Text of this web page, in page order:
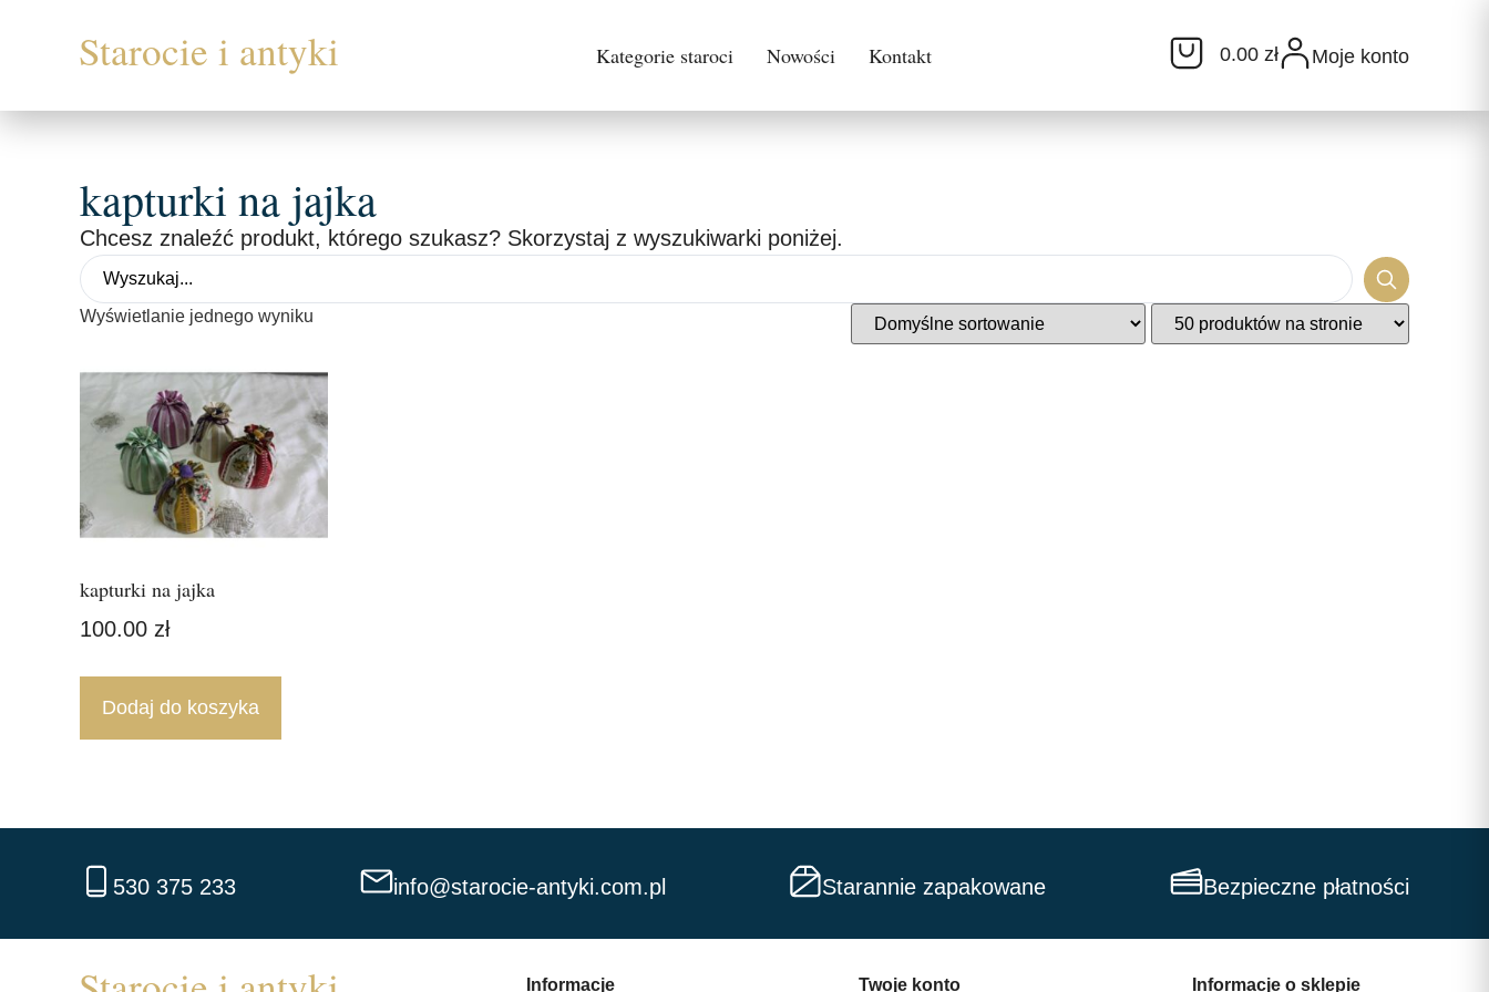
Kategorie staroci Nowości Kontakt 0.00 zł Moje konto
kapturki na jajka
Chcesz znaleźć produkt, którego szukasz? Skorzystaj z wyszukiwarki poniżej.
Wyświetlanie jednego wyniku
kapturki na jajka
100.00 zł
Dodaj do koszyka
530 375 233 info@starocie-antyki.com.pl Starannie zapakowane Bezpieczne płatności
Informacje Twoje konto Informacje o sklepie